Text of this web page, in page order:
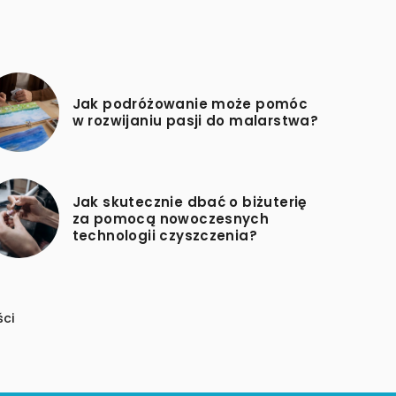
Jak podróżowanie może pomóc
w rozwijaniu pasji do malarstwa?
Jak skutecznie dbać o biżuterię
za pomocą nowoczesnych
technologii czyszczenia?